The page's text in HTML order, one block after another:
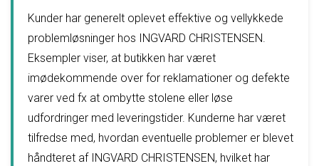
Kunder har generelt oplevet effektive og vellykkede
problemløsninger hos INGVARD CHRISTENSEN.
Eksempler viser, at butikken har været
imødekommende over for reklamationer og defekte
varer ved fx at ombytte stolene eller løse
udfordringer med leveringstider. Kunderne har været
tilfredse med, hvordan eventuelle problemer er blevet
håndteret af INGVARD CHRISTENSEN, hvilket har